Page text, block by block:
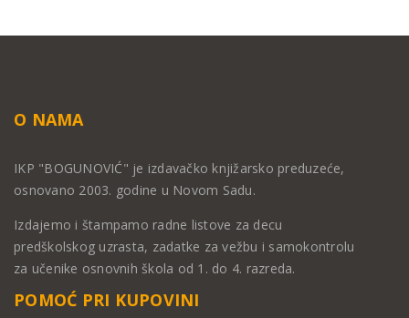
O NAMA
IKP "BOGUNOVIĆ" je izdavačko knjižarsko preduzeće,
osnovano 2003. godine u Novom Sadu.
Izdajemo i štampamo radne listove za decu
predškolskog uzrasta, zadatke za vežbu i samokontrolu
za učenike osnovnih škola od 1. do 4. razreda.
POMOĆ PRI KUPOVINI